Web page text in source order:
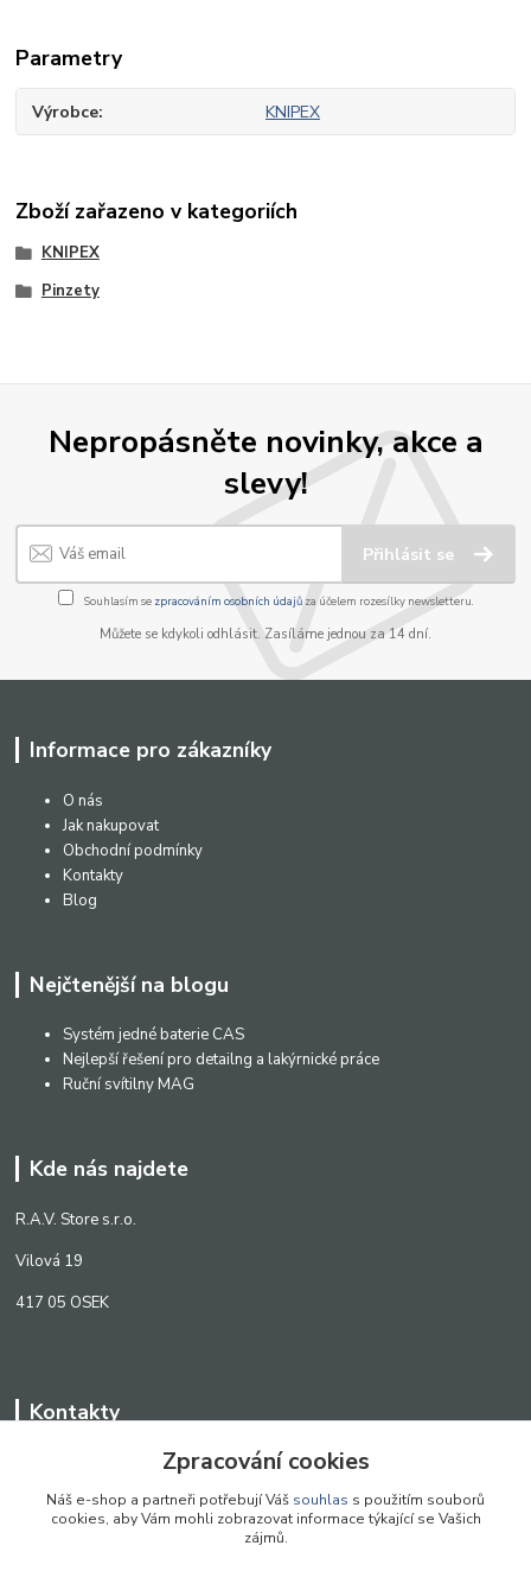
Parametry
Výrobce KNIPEX
Zboží zařazeno v kategoriích
KNIPEX
Pinzety
Nepropásněte novinky, akce a
slevy!
Přihlásit se
Souhlasím se zpracováním osobních údajůza účelem rozesílky newsletteru.
Můžete se kdykoli odhlásit. Zasíláme jednou za 14 dní.
Informace pro zákazníky
O nás
Jak nakupovat
Obchodní podmínky
Kontakty
Blog
Nejčtenější na blogu
Systém jedné baterie CAS
Nejlepší řešení pro detailng a lakýrnické práce
Ruční svítilny MAG
Kde nás najdete
R.A.V. Store s.r.o.
Vilová 19
417 05 OSEK
Kontakty
+420 776 242 909
Zpracování cookies
Náš e-shop a partneři potřebují Váš souhlas s použitím souborů
cookies, aby Vám mohli zobrazovat informace týkající se Vašich
zájmů.